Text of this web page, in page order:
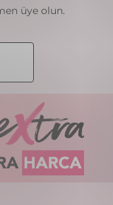
üye olun.